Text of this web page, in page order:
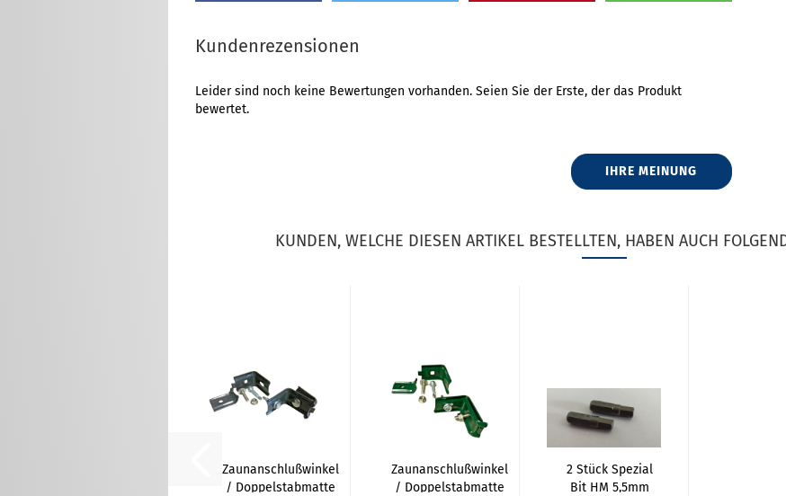
Kundenrezensionen
Leider sind noch keine Bewertungen vorhanden. Seien Sie der Erste, der das Produkt
bewertet.
IHRE MEINUNG
KUNDEN, WELCHE DIESEN ARTIKEL BESTELLTEN, HABEN AUCH
Zaunanschlußwinkel
/ Doppelstabmatte
Zaunanschlußwinkel
/ Doppelstabmatte
2 Stück Spezial
Bit HM 5,5mm